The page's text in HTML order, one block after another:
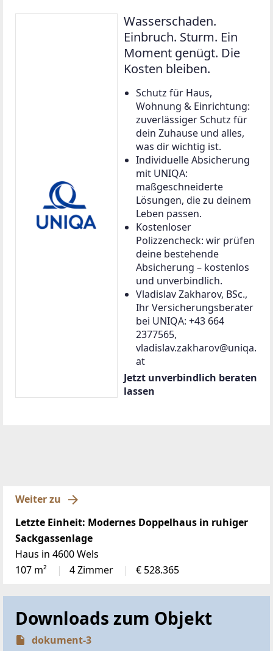
Wasserschaden.
Einbruch. Sturm. Ein
Moment genügt. Die
Kosten bleiben.
Schutz für Haus,
Wohnung & Einrichtung:
zuverlässiger Schutz für
dein Zuhause und alles,
was dir wichtig ist.
Individuelle Absicherung
mit UNIQA:
maßgeschneiderte
Lösungen, die zu deinem
Leben passen.
Kostenloser
Polizzencheck: wir prüfen
deine bestehende
Absicherung – kostenlos
und unverbindlich.
Vladislav Zakharov, BSc.,
Ihr Versicherungsberater
bei UNIQA: +43 664
2377565,
vladislav.zakharov@uniqa.
at
Jetzt unverbindlich beraten
lassen
Weiter zu
Letzte Einheit: Modernes Doppelhaus in ruhiger
Sackgassenlage
Haus in 4600 Wels
107 m²
4 Zimmer € 528.365
Downloads zum Objekt
dokument-3